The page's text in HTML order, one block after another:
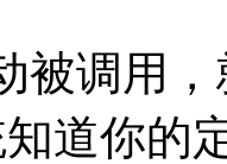
被调用
道你的